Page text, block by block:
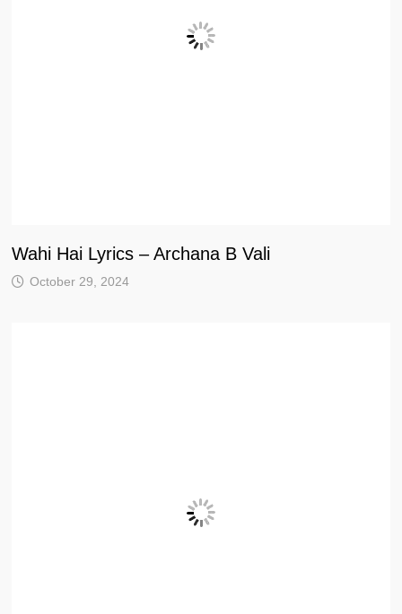
Wahi Hai Lyrics – Archana B Vali
October 29, 2024